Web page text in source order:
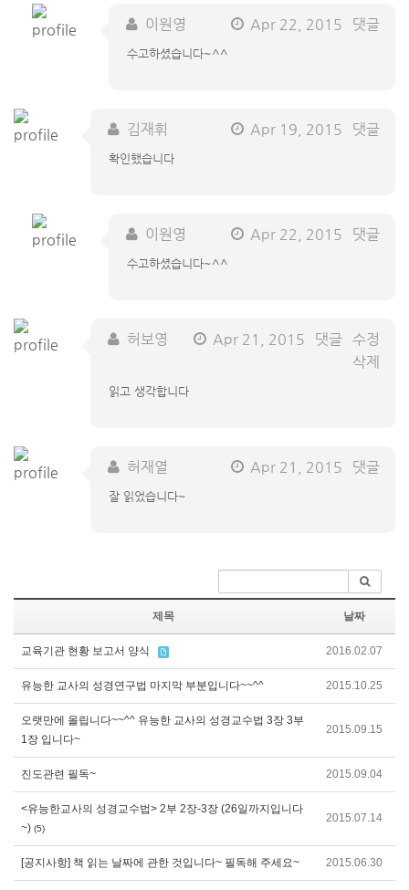
이원영 Apr 22, 2015 댓글
수고하셨습니다~^^
김재휘 Apr 19, 2015 댓글
확인했습니다
이원영 Apr 22, 2015 댓글
수고하셨습니다~^^
허보영 Apr 21, 2015 댓글 수정
삭제
읽고 생각합니다
허재열 Apr 21, 2015 댓글
잘 읽었습니다~
제목 날짜
교육기관 현황 보고서 양식 2016.02.07
유능한 교사의 성경연구법 마지막 부분입니다~~^^ 2015.10.25
오랫만에 올립니다~~^^ 유능한 교사의 성경교수법 3장 3부
1장 입니다~
2015.09.15
진도관련 필독~ 2015.09.04
<유능한교사의 성경교수법> 2부 2장-3장 (26일까지입니다
~) (5)
2015.07.14
[공지사항] 책 읽는 날짜에 관한 것입니다~ 필독해 주세요~ 2015.06.30